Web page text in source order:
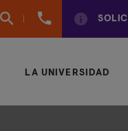
961
LA UNIVERSIDAD